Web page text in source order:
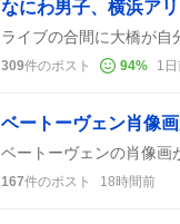
なにわ男子、横浜ア
309件のポスト 94% 1
ベートーヴェン肖像
167件のポスト 18時間前